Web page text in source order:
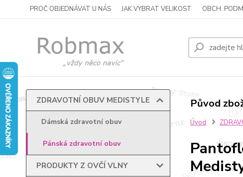
PROČ OBJEDNÁVAT U NÁS JAK VYBRAT VELIKOST OBCH.
ZDRAVOTNÍ OBUV MEDISTYLE
Dámská zdravotní obuv
Pánská zdravotní obuv
PRODUKTY Z OVČÍ VLNY
Úvod
Původ